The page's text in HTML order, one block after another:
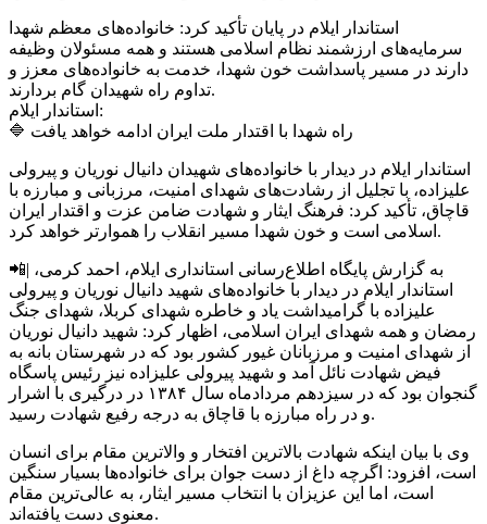
استاندار ایلام در پایان تأکید کرد: خانواده‌های معظم شهدا
سرمایه‌های ارزشمند نظام اسلامی هستند و همه مسئولان وظیفه
دارند در مسیر پاسداشت خون شهدا، خدمت به خانواده‌های معزز و
تداوم راه شهیدان گام بردارند.
استاندار ایلام:
🔷 راه شهدا با اقتدار ملت ایران ادامه خواهد یافت
استاندار ایلام در دیدار با خانواده‌های شهیدان دانیال نوریان و پیرولی
علیزاده، با تجلیل از رشادت‌های شهدای امنیت، مرزبانی و مبارزه با
قاچاق، تأکید کرد: فرهنگ ایثار و شهادت ضامن عزت و اقتدار ایران
اسلامی است و خون شهدا مسیر انقلاب را هموارتر خواهد کرد.
📲| به گزارش پایگاه اطلاع‌رسانی استانداری ایلام، احمد کرمی،
استاندار ایلام در دیدار با خانواده‌های شهید دانیال نوریان و پیرولی
علیزاده با گرامیداشت یاد و خاطره شهدای کربلا، شهدای جنگ
رمضان و همه شهدای ایران اسلامی، اظهار کرد: شهید دانیال نوریان
از شهدای امنیت و مرزبانان غیور کشور بود که در شهرستان بانه به
فیض شهادت نائل آمد و شهید پیرولی علیزاده نیز رئیس پاسگاه
گنجوان بود که در سیزدهم مردادماه سال ۱۳۸۴ در درگیری با اشرار
و در راه مبارزه با قاچاق به درجه رفیع شهادت رسید.
وی با بیان اینکه شهادت بالاترین افتخار و والاترین مقام برای انسان
است، افزود: اگرچه داغ از دست جوان برای خانواده‌ها بسیار سنگین
است، اما این عزیزان با انتخاب مسیر ایثار، به عالی‌ترین مقام
معنوی دست یافته‌اند.